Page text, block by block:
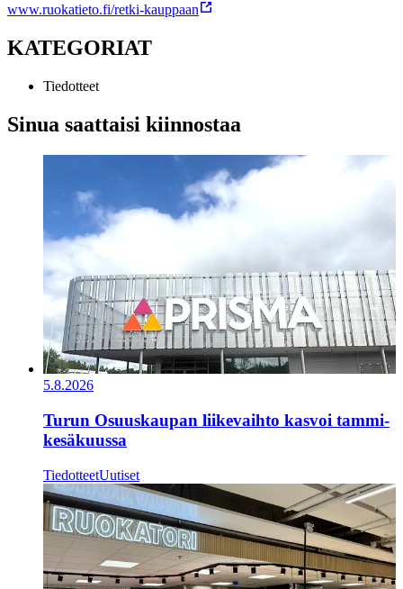
www.ruokatieto.fi/retki-kauppaan
KATEGORIAT
Tiedotteet
Sinua saattaisi kiinnostaa
5.8.2026
Turun Osuuskaupan liikevaihto kasvoi tammi-
kesäkuussa
TiedotteetUutiset